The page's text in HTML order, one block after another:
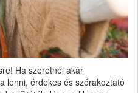
Ha szeretnél akár
lenni, érdekes és szórakoztató